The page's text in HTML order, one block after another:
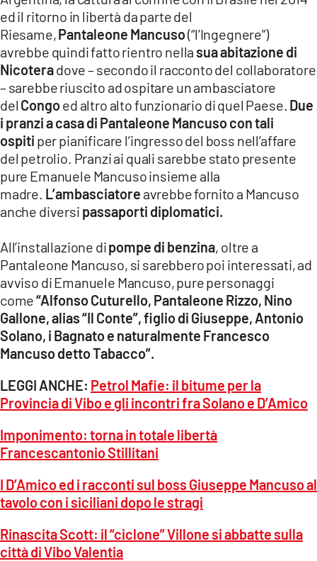
ed il ritorno in libertà da parte del
Riesame,Pantaleone Mancuso(“l’Ingegnere”)
avrebbe quindi fatto rientro nella sua abitazione di
Nicoteradove – secondo il racconto del collaboratore
– sarebbe riuscito ad ospitare un ambasciatore
del Congoed altro alto funzionario di quel Paese. Due
i pranzi a casa di Pantaleone Mancuso con tali
ospiti per pianificare l’ingresso del boss nell’affare
del petrolio. Pranzi ai quali sarebbe stato presente
pure Emanuele Mancuso insieme alla
madre. L’ambasciatore avrebbe fornito a Mancuso
anche diversi passaporti diplomatici.
All’installazione dipompe di benzina, oltre a
Pantaleone Mancuso, si sarebbero poi interessati, ad
avviso di Emanuele Mancuso, pure personaggi
come“Alfonso Cuturello, Pantaleone Rizzo, Nino
Gallone, alias “Il Conte”, figlio di Giuseppe, Antonio
Solano, i Bagnato e naturalmente Francesco
Mancuso detto Tabacco”.
LEGGI ANCHE: Petrol Mafie: il bitume per la
Provincia di Vibo e gli incontri fra Solano e D’Amico
Imponimento: torna in totale libertà
Francescantonio Stillitani
I D’Amico ed i racconti sul boss Giuseppe Mancuso al
tavolo con i siciliani dopo le stragi
Rinascita Scott: il “ciclone” Villone si abbatte sulla
città di Vibo Valentia